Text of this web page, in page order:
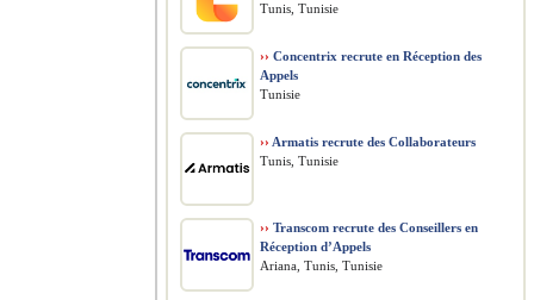
Tunis, Tunisie
›› Concentrix recrute en Réception des
Appels
Tunisie
›› Armatis recrute des Collaborateurs
Tunis, Tunisie
›› Transcom recrute des Conseillers en
Réception d’Appels
Ariana, Tunis, Tunisie